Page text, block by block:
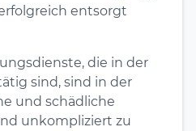
entsorgt
die in der
sind, sind in der
und schädliche
unkompliziert zu